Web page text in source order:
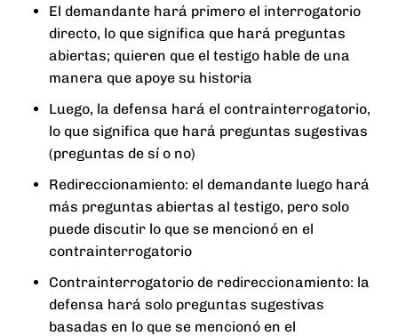
El demandante hará primero el interrogatorio
directo, lo que significa que hará preguntas
abiertas; quieren que el testigo hable de una
manera que apoye su historia
Luego, la defensa hará el contrainterrogatorio,
lo que significa que hará preguntas sugestivas
(preguntas de sí o no)
Redireccionamiento: el demandante luego hará
más preguntas abiertas al testigo, pero solo
puede discutir lo que se mencionó en el
contrainterrogatorio
Contrainterrogatorio de redireccionamiento: la
defensa hará solo preguntas sugestivas
basadas en lo que se mencionó en el